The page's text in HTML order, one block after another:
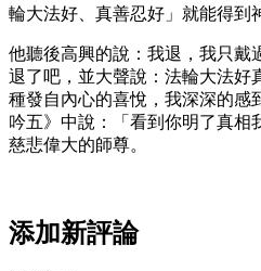
輪大法好、真善忍好」就能得到
他聽後高興的說：我退，我只戴
退了吧，並大聲說：法輪大法好
種發自內心的喜悅，我深深的感
吟五》中說：「看到你明了真相
慈悲偉大的師尊。
添加新評論